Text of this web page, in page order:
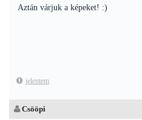
Aztán várjuk a képeket! :)
jelentem
Csööpi